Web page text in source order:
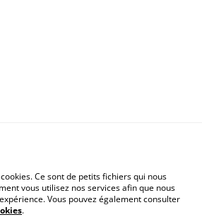
Ce sont de petits fichiers qui nous
vous utilisez nos services afin que nous
Vous pouvez également consulter
.